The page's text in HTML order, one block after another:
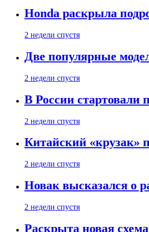
Honda раскрыла
2 недели спустя
Две популярные
2 недели спустя
В России стартовали
2 недели спустя
Китайский «крузак»
2 недели спустя
Новак высказался о
2 недели спустя
Раскрыта новая